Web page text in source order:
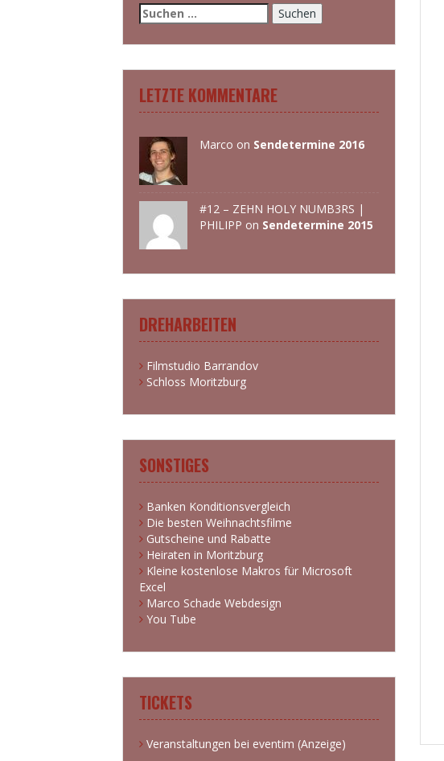
Suchen
nach:
LETZTE KOMMENTARE
Marco on Sendetermine 2016
#12 – ZEHN HOLY NUMB3RS |
PHILIPP on Sendetermine 2015
DREHARBEITEN
Filmstudio Barrandov
Schloss Moritzburg
SONSTIGES
Banken Konditionsvergleich
Die besten Weihnachtsfilme
Gutscheine und Rabatte
Heiraten in Moritzburg
Kleine kostenlose Makros für Microsoft
Excel
Marco Schade Webdesign
You Tube
TICKETS
Veranstaltungen bei eventim (Anzeige)